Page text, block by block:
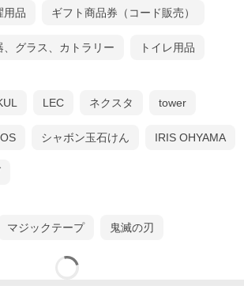
用品 ギフト商品券（コード販売）
、グラス、カトラリー トイレ用品
LEC ネクスタ tower
シャボン玉石けん IRIS OHYAMA
マジックテープ 鬼滅の刃